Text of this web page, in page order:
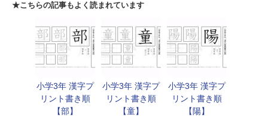
★こちらの記事もよく読まれています
小学3年 漢字プ
リント書き順
【部】
小学3年 漢字プ
リント書き順
【童】
小学3年 漢字プ
リント書き順
【陽】